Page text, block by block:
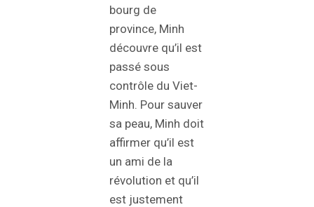
bourg de
province, Minh
découvre qu’il est
passé sous
contrôle du Viet-
Minh. Pour sauver
sa peau, Minh doit
affirmer qu’il est
un ami de la
révolution et qu’il
est justement